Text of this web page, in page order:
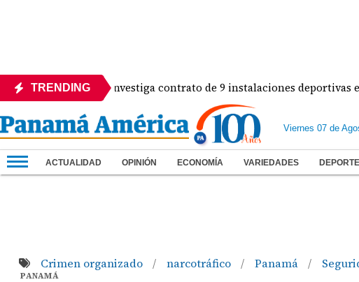
TRENDING
Contraloría investiga contrato de 9 instalaciones deportivas en
Viernes 07 de
ACTUALIDAD OPINIÓN ECONOMÍA VARIEDADES
Crimen organizado / narcotráfico / Panamá /
PANAMÁ